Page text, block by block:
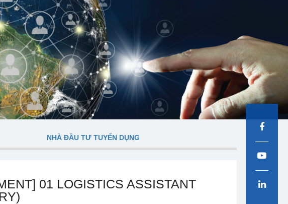
NHÀ ĐẦU TƯ TUYỂN DỤNG
01 LOGISTICS ASSISTANT